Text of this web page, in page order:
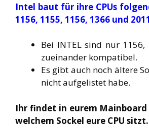
Intel baut für ihre CPUs
1156, 1155, 1156, 1366 und
Bei INTEL sind nur
zueinander kompatibel.
Es gibt auch noch ältere
nicht aufgelistet habe.
Ihr findet in eurem
welchem Sockel eure CPU sitzt.